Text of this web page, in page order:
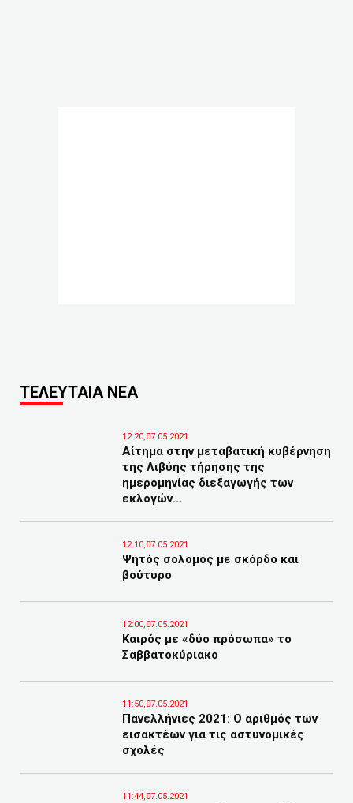
ΤΕΛΕΥΤΑΙΑ ΝΕΑ
12:20,07.05.2021
Αίτημα στην μεταβατική κυβέρνηση
της Λιβύης τήρησης της
ημερομηνίας διεξαγωγής των
εκλογών...
12:10,07.05.2021
Ψητός σολομός με σκόρδο και
βούτυρο
12:00,07.05.2021
Καιρός με «δύο πρόσωπα» το
Σαββατοκύριακο
11:50,07.05.2021
Πανελλήνιες 2021: Ο αριθμός των
εισακτέων για τις αστυνομικές
σχολές
11:44,07.05.2021